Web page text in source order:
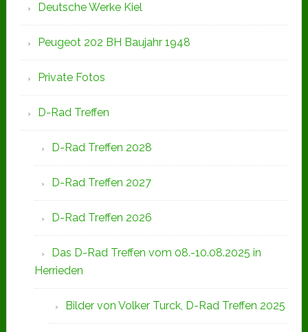
Deutsche Werke Kiel
Peugeot 202 BH Baujahr 1948
Private Fotos
D-Rad Treffen
D-Rad Treffen 2028
D-Rad Treffen 2027
D-Rad Treffen 2026
Das D-Rad Treffen vom 08.-10.08.2025 in
Herrieden
Bilder von Volker Turck, D-Rad Treffen 2025